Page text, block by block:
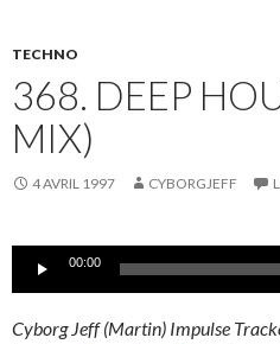
TECHNO
368. DEEP
MIX)
4 AVRIL 1997 CYBORGJEFF
Lecteur00:00
Cyborg Jeff (Martin) Impulse